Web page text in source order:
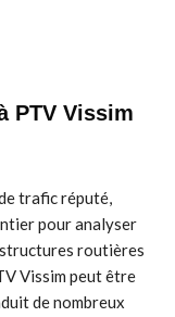
PTV Vissim
trafic réputé,
pour analyser
routières
Vissim peut être
de nombreux